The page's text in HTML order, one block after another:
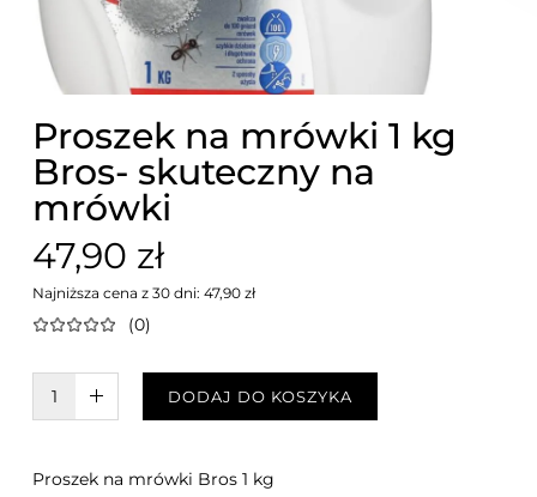
Proszek na mrówki 1 kg
Bros- skuteczny na
mrówki
47,90 zł
Najniższa cena z 30 dni: 47,90 zł
(0)
W KOSZYKU :)DODAJ DO KOSZYKA
Proszek na mrówki Bros 1 kg